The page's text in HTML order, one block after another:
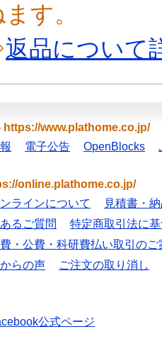
す。
返品について
https://www.plathome.co.jp/
電子公告 OpenBlocks
online.plathome.co.jp/
ラインについて
見積書・
るご質問
特定商取引法に
・公費・科研費払い取引のご
らの声 ご注文の取り消し
公式ページ